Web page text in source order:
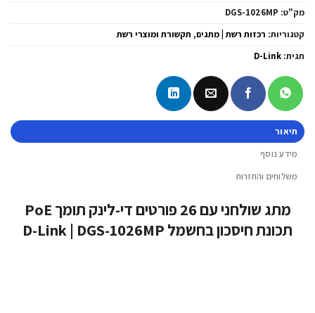
מק"ט: DGS-1026MP
קטגוריות: רכזות רשת | מתגים, תקשורת ומוצרי רשת
תגית: D-Link
תיאור
מידע נוסף
משלוחים והחזרות
מתג שולחני עם 26 פורטים די-לינק תומך PoE
תכונת חיסכון בחשמל D-Link | DGS-1026MP